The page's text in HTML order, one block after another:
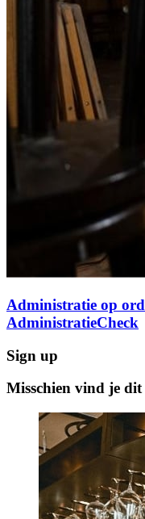
Administratie op
AdministratieCheck
Sign up
Misschien vind je